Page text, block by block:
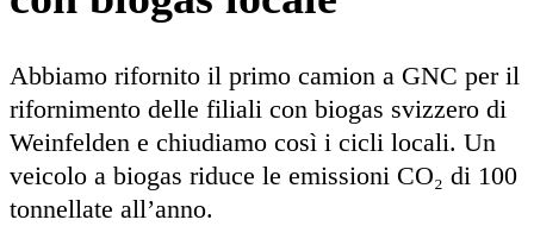
Abbiamo rifornito il primo camion a GNC per il
rifornimento delle filiali con biogas svizzero di
Weinfelden e chiudiamo così i cicli locali. Un
veicolo a biogas riduce le emissioni CO₂ di 100
tonnellate all’anno.